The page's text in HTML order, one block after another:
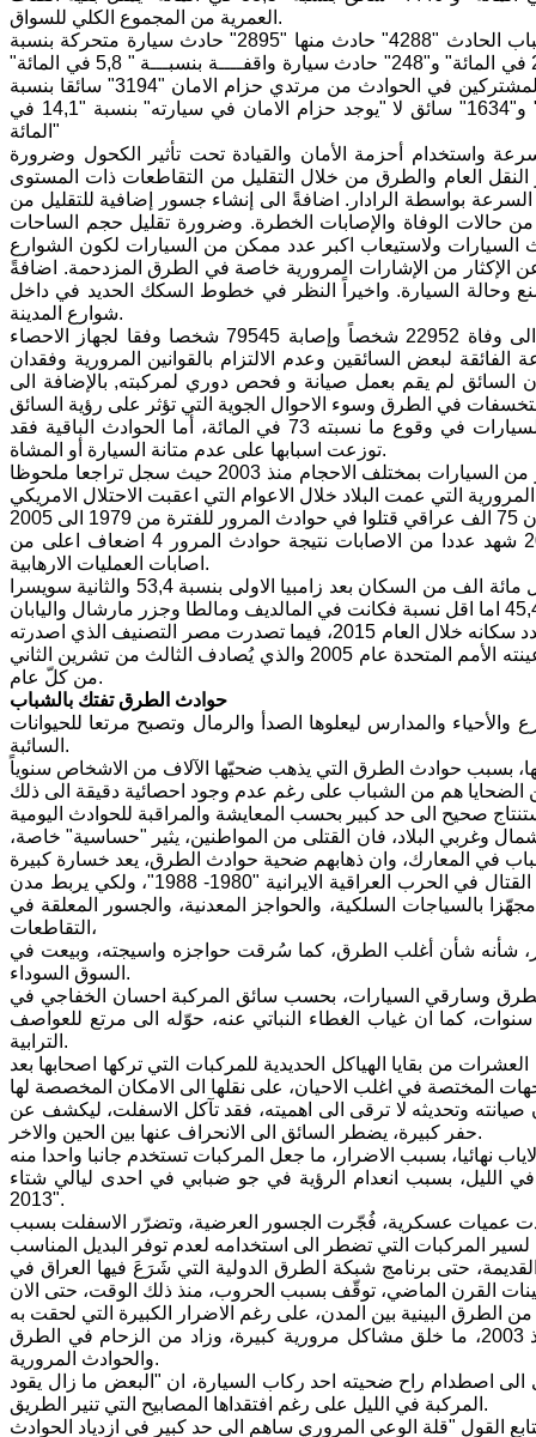
العمرية من المجموع الكلي للسواق.
ان المؤشرات التحليلية الخاصة كشفت ان عدد حوادث المرور المسجلة حسب أسباب الحادث "4288" حادث منها "2895" حادث سيارة متحركة بنسبة
"67,5 في المائة" من مجموع الحوادث تليها دراجة بخارية " 915" حادث بنسبة "21,3 في المائة" و"248" حادث سيارة واقفــــة بنسبـــة " 5,8 في المائة"
إما بقية الأسباب بلغت "230" حادث بنسبة "5,4 في المائة"... كما ان عدد السواق المشتركين في الحوادث من مرتدي حزام الامان "3194" سائقا بنسبة
"27,6 في المائة" و "6738" سائق غير مرتد لحزام الامان بنسبة "58,3 في المائة" و"1634" سائق لا "يوجد حزام الامان في سيارته" بنسبة "14,1 في
المائة"
واستخدام أحزمة الأمان والقيادة تحت تأثير الكحول وضرورة
العام والطرق من خلال التقليل من التقاطعات ذات المستوى
بواسطة الرادار. اضافةً الى إنشاء جسور إضافية للتقليل من
من حالات الوفاة والإصابات الخطرة. وضرورة تقليل حجم الساحات
السيارات ولاستيعاب اكبر عدد ممكن من السيارات لكون الشوارع
الإكثار من الإشارات المرورية خاصة في الطرق المزدحمة. اضافةً
وحالة السيارة. واخيراً النظر في خطوط السكك الحديد في داخل
شوارع المدينة.
وخلال الاعوام العشرة الماضية شهد العراق أكثر من 66000 حادث مروري ادى الى وفاة 22952 شخصاً وإصابة 79545 شخصا وفقا لجهاز الاحصاء
لبعض السائقين وعدم الالتزام بالقوانين المرورية وفقدان
أن السائق لم يقم بعمل صيانة و فحص دوري لمركبته, بالإضافة الى
كما إن أعلى نسبة من الحوادث المرورية حدثت بسبب السائق، إذ تسبب سائقو السيارات في وقوع ما نسبته 73 في المائة، أما الحوادث الباقية فقد
توزعت اسبابها على عدم متانة السيارة أو المشاة.
وتشير احصائيات شبه رسمية الى ان العراق استورد ما يفوق قيمته الـ 7 مليار دولار من السيارات بمختلف الاحجام منذ 2003 حيث سجل تراجعا ملحوظا
وذكرت ان عدد ضحايا المرور عام 2005 كان 1789 ونقلت المنظمة ان عام 2009 شهد عددا من الاصابات نتيجة حوادث المرور 4 اضعاف اعلى من
اصابات العمليات الارهابية.
ويحتل العراق المرتبة الرابعة دوليا في نسبة حوادث المرور القاتلة وهي 44,7 من كل مائة الف من السكان بعد زامبيا الاولى بنسبة 53,4 والثانية سويسرا
وصُنف العراق بالمرتبة السادسة عربياً بعدد ضحايا حوادث الطرق سنوياً نسبة الى عدد سكانه خلال العام 2015، فيما تصدرت مصر التصنيف الذي اصدرته
منظمة الصحة العالمية، في اليوم العالمي لإحياء ذكرى ضحايا حوادث الطرق، وقد عينته الأمم المتحدة عام 2005 والذي يُصادف الثالث من تشرين الثاني
من كلّ عام.
حوادث الطرق تفتك بالشباب
والمدارس ليعلوها الصدأ والرمال وتصبح مرتعا للحيوانات
السائبة.
وغربي البلاد، فان القتلى من المواطنين، يثير "حساسية" خاصة،
وشُيّد الطريق الدولي، في ثمانينات القرن الماضي، ليقدم الدعم اللوجستي لجبهات القتال في الحرب العراقية الايرانية "1980- 1988"، ولكي يربط مدن
بالسياجات السلكية، والحواجز المعدنية، والجسور المعلقة في
التقاطعات،
والحفر، شأنه شأن أغلب الطرق، كما سُرقت حواجزه واسيجته، وبيعت في
السوق السوداء.
وسارقي السيارات، بحسب سائق المركبة احسان الخفاجي في
كما ان غياب الغطاء النباتي عنه، حوّله الى مرتع للعواصف
الترابية.
الديوانية "193 كلم جنوبي بغداد"، ثمة العشرات من بقايا الهياكل الحديدية للمركبات التي تركها اصحابها بعد
وتحديثه لا ترقى الى اهميته، فقد تآكل الاسفلت، ليكشف عن
حفر كبيرة، يضطر السائق الى الانحراف عنها بين الحين والاخر.
بسبب انعدام الرؤية في جو ضبابي في احدى ليالي شتاء
2013".
اللطيفية "35 كم جنوب بغداد"، التي شهدت عميات عسكرية، فُجّرت الجسور العرضية، وتضرّر الاسفلت بسبب
حتى برنامج شبكة الطرق الدولية التي شَرَعَ فيها العراق في
وفي حين ظلّت الطرق على حالها، ازدادت اعداد السيارات الداخلة الى العراق منذ 2003، ما خلق مشاكل مرورية كبيرة، وزاد من الزحام في الطرق
والحوادث المرورية.
اصطدام راح ضحيته احد ركاب السيارة، ان "البعض ما زال يقود
المركبة في الليل على رغم افتقداها المصابيح التي تنير الطريق.